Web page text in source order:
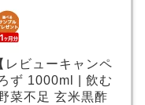
レビューキャンペ
ず 1000ml | 飲む
菜不足 玄米黒酢